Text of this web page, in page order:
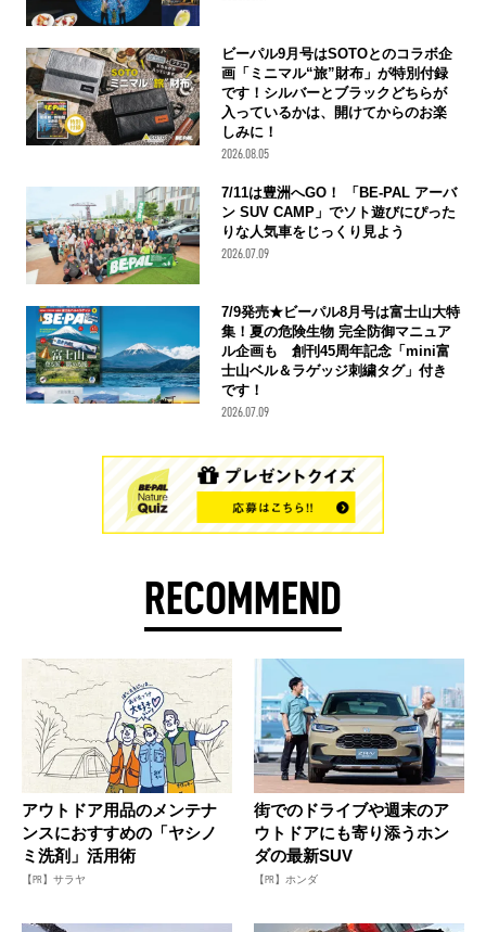
ビーパル9月号はSOTOとのコラボ企
画「ミニマル“旅”財布」が特別付録
です！シルバーとブラックどちらが
入っているかは、開けてからのお楽
しみに！
2026.08.05
7/11は豊洲へGO！ 「BE-PAL アーバ
ン SUV CAMP」でソト遊びにぴった
りな人気車をじっくり見よう
2026.07.09
7/9発売★ビーパル8月号は富士山大特
集！夏の危険生物 完全防御マニュア
ル企画も 創刊45周年記念「mini富
士山ベル＆ラゲッジ刺繍タグ」付き
です！
2026.07.09
RECOMMEND
アウトドア用品のメンテナ
ンスにおすすめの「ヤシノ
ミ洗剤」活用術
【PR】サラヤ
街でのドライブや週末のア
ウトドアにも寄り添うホン
ダの最新SUV
【PR】ホンダ